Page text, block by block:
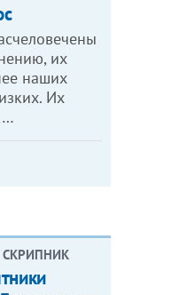
их
наших
Их
СКРИПНИК